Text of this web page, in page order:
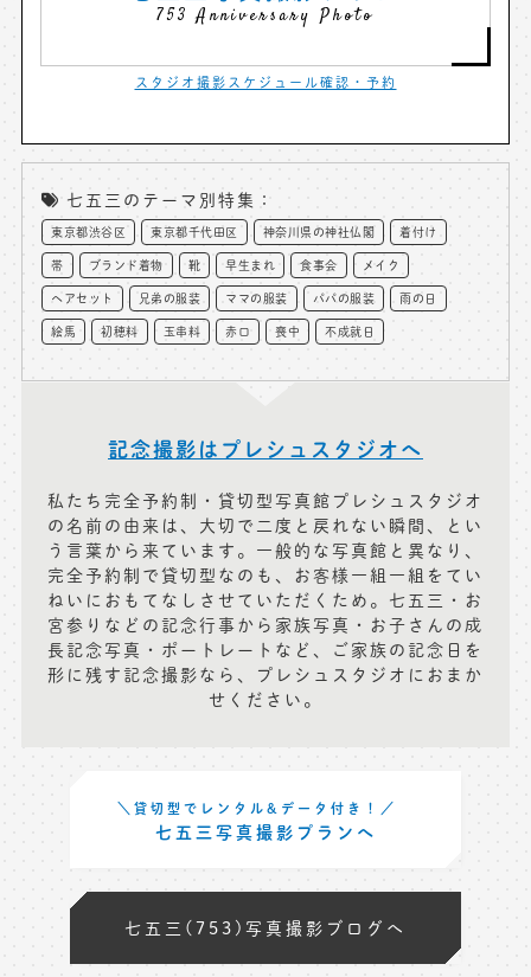
753 Anniversary Photo
スタジオ撮影スケジュール確認・予約
七五三のテーマ別特集：
東京都渋谷区 東京都千代田区 神奈川県の神社仏閣
着付け
帯
ブランド着物 靴 早生まれ 食事会
メイク
ヘアセット
兄弟の服装 ママの服装 パパの服装
雨の日
絵馬
初穂料 玉串料 赤口 喪中 不成就日
記念撮影はプレシュスタジオへ
私たち完全予約制・貸切型写真館プレシュスタジオ
の名前の由来は、大切で二度と戻れない瞬間、とい
う言葉から来ています。一般的な写真館と異なり、
完全予約制で貸切型なのも、お客様一組一組をてい
ねいにおもてなしさせていただくため。七五三・お
宮参りなどの記念行事から家族写真・お子さんの成
長記念写真・ポートレートなど、ご家族の記念日を
形に残す記念撮影なら、プレシュスタジオにおまか
せください。
＼貸切型でレンタル&データ付き！／
七五三写真撮影プランへ
七五三(753)写真撮影ブログへ